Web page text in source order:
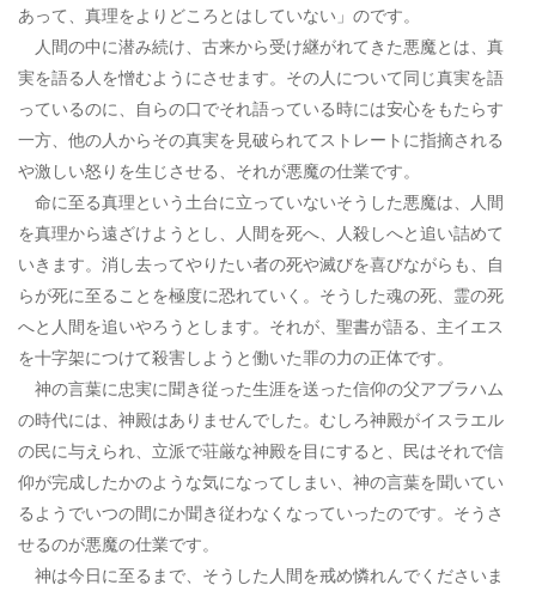
あって、真理をよりどころとはしていない」のです。
人間の中に潜み続け、古来から受け継がれてきた悪魔とは、真
実を語る人を憎むようにさせます。その人について同じ真実を語
っているのに、自らの口でそれ語っている時には安心をもたらす
一方、他の人からその真実を見破られてストレートに指摘される
や激しい怒りを生じさせる、それが悪魔の仕業です。
命に至る真理という土台に立っていないそうした悪魔は、人間
を真理から遠ざけようとし、人間を死へ、人殺しへと追い詰めて
いきます。消し去ってやりたい者の死や滅びを喜びながらも、自
らが死に至ることを極度に恐れていく。そうした魂の死、霊の死
へと人間を追いやろうとします。それが、聖書が語る、主イエス
を十字架につけて殺害しようと働いた罪の力の正体です。
神の言葉に忠実に聞き従った生涯を送った信仰の父アブラハム
の時代には、神殿はありませんでした。むしろ神殿がイスラエル
の民に与えられ、立派で荘厳な神殿を目にすると、民はそれで信
仰が完成したかのような気になってしまい、神の言葉を聞いてい
るようでいつの間にか聞き従わなくなっていったのです。そうさ
せるのが悪魔の仕業です。
神は今日に至るまで、そうした人間を戒め憐れんでくださいま